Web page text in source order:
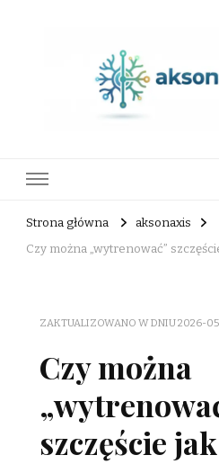
Strona główna
aksonaxis
Czy można „wytrenować”
ZAKTUALIZOWANO W DNIU2026-
Czy można
szczęście